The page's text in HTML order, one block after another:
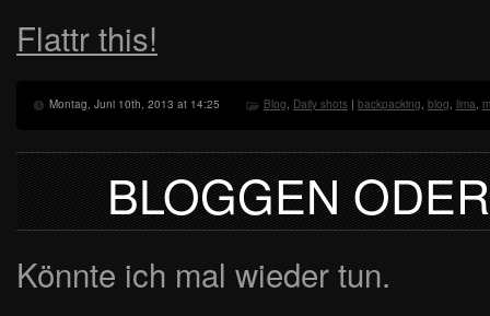
Flattr this!
Montag, Juni 10th, 2013 at 14:25 Blog, Daily shots | backpacking, blog, lima,
BLOGGEN
Könnte ich mal wieder tun.